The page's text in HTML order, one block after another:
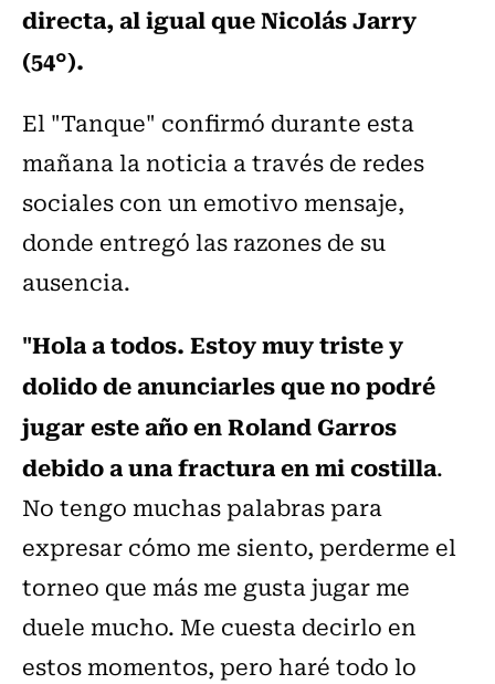
directa, al igual que Nicolás Jarry
(54°).
El "Tanque" confirmó durante esta
mañana la noticia a través de redes
sociales con un emotivo mensaje,
donde entregó las razones de su
ausencia.
"Hola a todos. Estoy muy triste y
dolido de anunciarles que no podré
jugar este año en Roland Garros
debido a una fractura en mi costilla.
No tengo muchas palabras para
expresar cómo me siento, perderme el
torneo que más me gusta jugar me
duele mucho. Me cuesta decirlo en
estos momentos, pero haré todo lo